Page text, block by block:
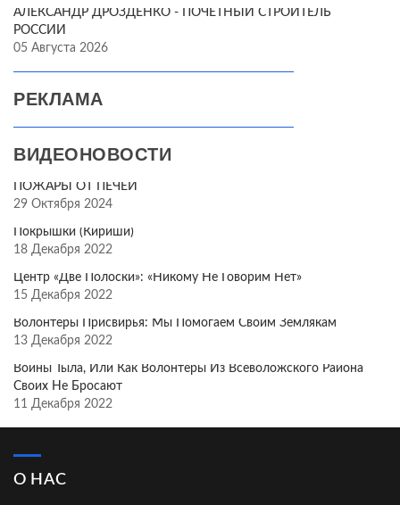
АЛЕКСАНДР ДРОЗДЕНКО - ПОЧЁТНЫЙ СТРОИТЕЛЬ
РОССИИ
05 Августа 2026
РЕКЛАМА
ВИДЕОНОВОСТИ
ПОЖАРЫ ОТ ПЕЧЕЙ
29 Октября 2024
Покрышки (Кириши)
18 Декабря 2022
Центр «Две Полоски»: «Никому Не Говорим Нет»
15 Декабря 2022
Волонтёры Присвирья: Мы Помогаем Своим Землякам
13 Декабря 2022
Воины Тыла, Или Как Волонтёры Из Всеволожского Района
Своих Не Бросают
11 Декабря 2022
О НАС